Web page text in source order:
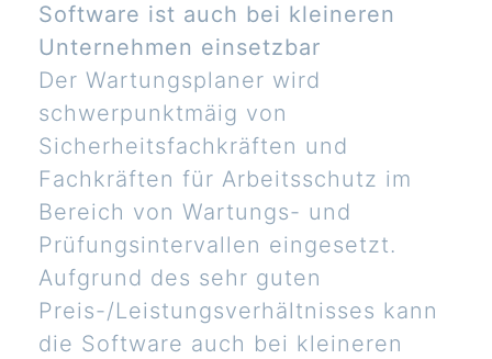
Software ist auch bei kleineren
Unternehmen einsetzbar
Der Wartungsplaner wird
schwerpunktmäig von
Sicherheitsfachkräften und
Fachkräften für Arbeitsschutz im
Bereich von Wartungs- und
Prüfungsintervallen eingesetzt.
Aufgrund des sehr guten
Preis-/Leistungsverhältnisses kann
die Software auch bei kleineren